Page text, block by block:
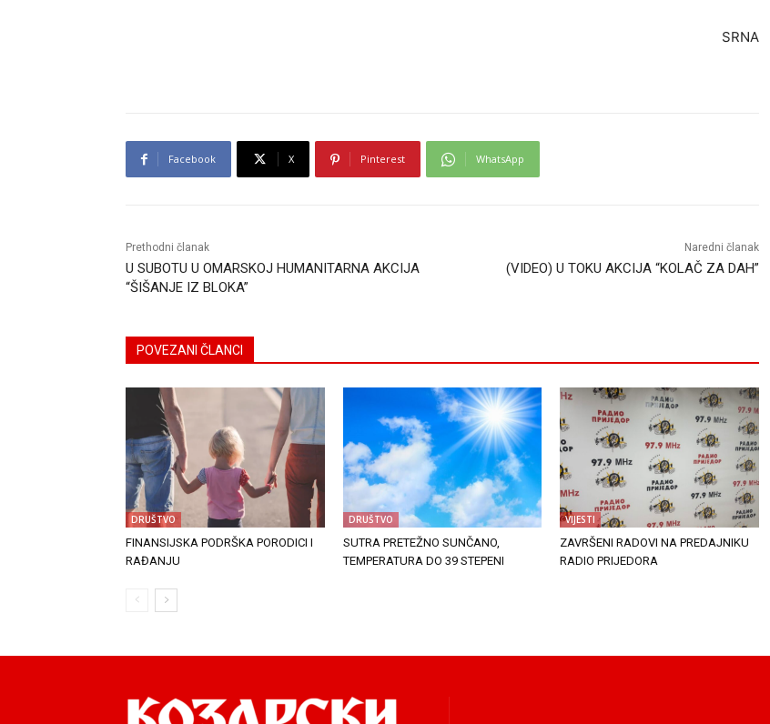
SRNA
Facebook X Pinterest WhatsApp
Prethodni članak
U SUBOTU U OMARSKOJ HUMANITARNA AKCIJA
“ŠIŠANJE IZ BLOKA”
Naredni članak
(VIDEO) U TOKU AKCIJA “KOLAČ ZA DAH”
POVEZANI ČLANCI
DRUŠTVO
FINANSIJSKA PODRŠKA PORODICI I
RAĐANJU
DRUŠTVO
SUTRA PRETEŽNO SUNČANO,
TEMPERATURA DO 39 STEPENI
VIJESTI
ZAVRŠENI RADOVI NA PREDAJNIKU
RADIO PRIJEDORA